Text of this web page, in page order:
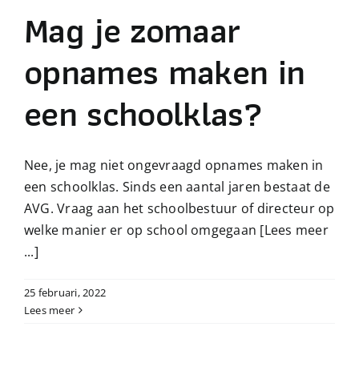
Mag je zomaar
opnames maken in
een schoolklas?
Nee, je mag niet ongevraagd opnames maken in
een schoolklas. Sinds een aantal jaren bestaat de
AVG. Vraag aan het schoolbestuur of directeur op
welke manier er op school omgegaan [Lees meer
...]
25 februari, 2022
Lees meer